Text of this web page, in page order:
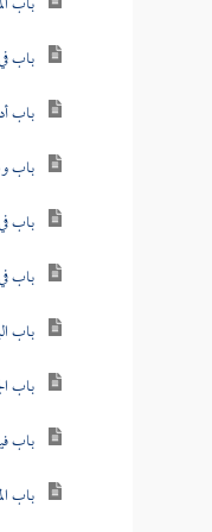
باب
باب
باب
باب
باب
باب
باب
باب
باب